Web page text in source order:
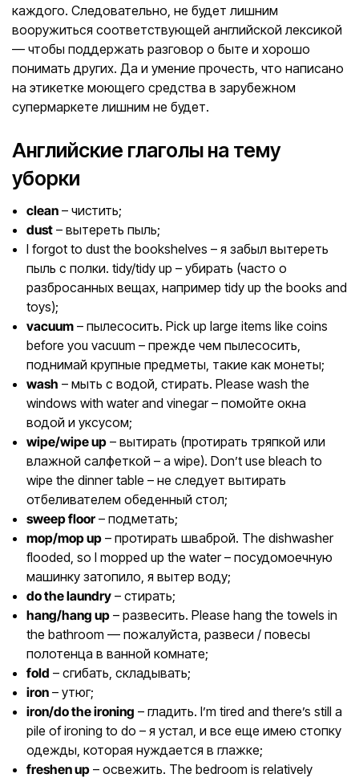
каждого. Следовательно, не будет лишним
вооружиться соответствующей английской лексикой
— чтобы поддержать разговор о быте и хорошо
понимать других. Да и умение прочесть, что написано
на этикетке моющего средства в зарубежном
супермаркете лишним не будет.
Английские глаголы на тему
уборки
clean – чистить;
dust – вытереть пыль;
I forgot to dust the bookshelves – я забыл вытереть
пыль с полки. tidy/tidy up – убирать (часто о
разбросанных вещах, например tidy up the books and
toys);
vacuum – пылесосить. Pick up large items like coins
before you vacuum – прежде чем пылесосить,
поднимай крупные предметы, такие как монеты;
wash – мыть с водой, стирать. Please wash the
windows with water and vinegar – помойте окна
водой и уксусом;
wipe/wipe up – вытирать (протирать тряпкой или
влажной салфеткой – a wipe). Don’t use bleach to
wipe the dinner table – не следует вытирать
отбеливателем обеденный стол;
sweep floor – подметать;
mop/mop up – протирать шваброй. The dishwasher
flooded, so I mopped up the water – посудомоечную
машинку затопило, я вытер воду;
do the laundry – стирать;
hang/hang up – развесить. Please hang the towels in
the bathroom — пожалуйста, развеси / повесы
полотенца в ванной комнате;
fold – сгибать, складывать;
iron – утюг;
iron/do the ironing – гладить. I’m tired and there’s still a
pile of ironing to do – я устал, и все еще имею стопку
одежды, которая нуждается в глажке;
freshen up – освежить. The bedroom is relatively